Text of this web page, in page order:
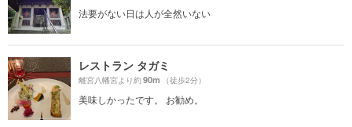
法要がない日は人が全然いない
レストラン タガミ
離宮八幡宮より約90m （徒歩2分）
美味しかったです。 お勧め。